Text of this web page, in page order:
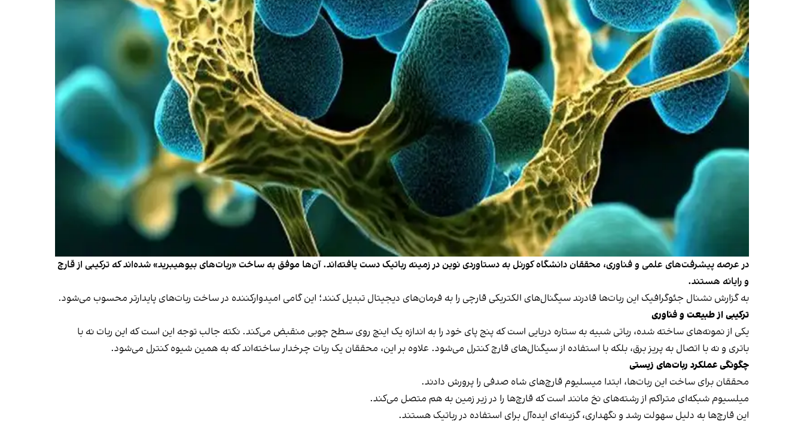
در عرصه پیشرفت‌های علمی و فناوری، محققان دانشگاه کورنل به دستاوردی نوین در زمینه رباتیک دست یافته‌اند. آن‌ها موفق به ساخت «ربات‌های بیوهیبرید» شده‌اند که ترکیبی از قارچ
و رایانه هستند.
بهگزارش نشنال جئوگرافیک این ربات‌ها قادرند سیگنال‌های الکتریکی قارچی را به فرمان‌های دیجیتال تبدیل کنند؛ این گامی امیدوارکننده در ساخت ربات‌های پایدارتر محسوب می‌شود.
ترکیبی از طبیعت و فناوری
یکی از نمونه‌های ساخته شده، رباتی شبیه به ستاره دریایی است که پنج پای خود را به اندازه یک اینچ روی سطح چوبی منقبض می‌کند. نکته جالب توجه این است که این ربات نه با
باتری و نه با اتصال به پریز برق، بلکه با استفاده از سیگنال‌های قارچ کنترل می‌شود. علاوه بر این، محققان یک ربات چرخدار ساخته‌اند که به همین شیوه کنترل می‌شود.
چگونگی عملکرد ربات‌های زیستی
محققان برای ساخت این ربات‌ها، ابتدا میسلیوم قارچ‌های شاه صدفی را پرورش دادند.
میلسیوم شبکه‌ای متراکم از رشته‌های نخ مانند است که قارچ‌ها را در زیر زمین به هم متصل می‌کند.
این قارچ‌ها به دلیل سهولت رشد و نگهداری، گزینه‌ای ایده‌آل برای استفاده در رباتیک هستند.